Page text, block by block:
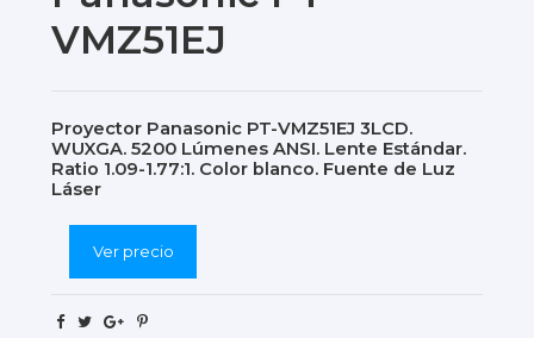
VMZ51EJ
Proyector Panasonic PT-VMZ51EJ 3LCD.
WUXGA. 5200 Lúmenes ANSI. Lente Estándar.
Ratio 1.09-1.77:1. Color blanco. Fuente de Luz
Láser
Ver precio